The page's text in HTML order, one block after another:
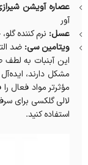
عصاره آویشن
آور
عسل: نرم کننده
ویتامین سی: ضد
این آبنبات به
مشکل دارند،
مؤثرتر مواد فعال
لالی گلکسی برای
استفاده کنید.